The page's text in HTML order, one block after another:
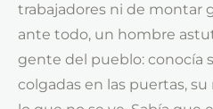
trabajadores ni de montar
ante todo, un hombre
gente del pueblo: conocía
colgadas en las puertas,